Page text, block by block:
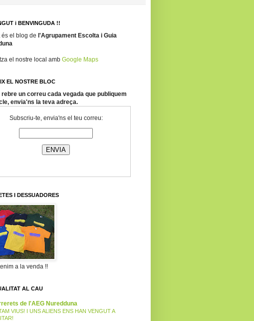
i BENVINGUDA !!
és el blog de l'Agrupament Escolta i Guia
el nostre local amb Google Maps
EL NOSTRE BLOC
rebre un correu cada vegada que publiquem
envia'ns la teva adreça.
Subscriu-te, envia'ns el teu correu:
I DESSUADORES
a la venda !!
AL CAU
de l'AEG Nuredduna
VIUS! I UNS ALIENS ENS HAN VENGUT A